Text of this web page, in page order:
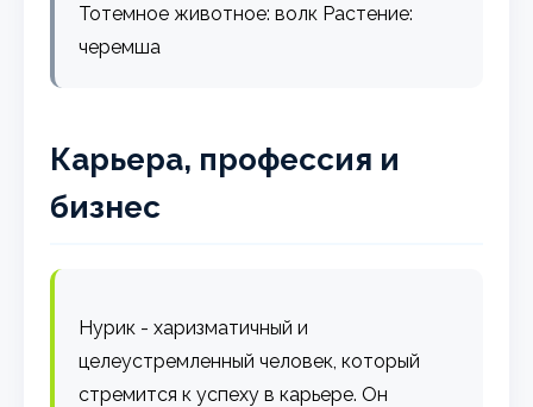
Тотемное животное: волк Растение:
черемша
Карьера, профессия и
бизнес
Нурик - харизматичный и
целеустремленный человек, который
стремится к успеху в карьере. Он